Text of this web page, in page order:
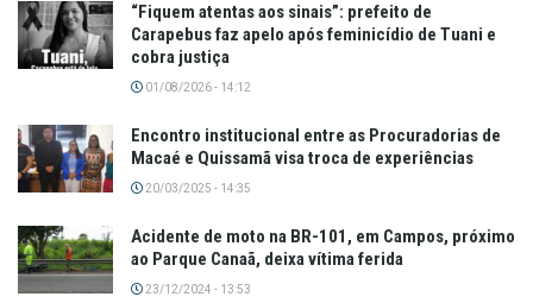
“Fiquem atentas aos sinais”: prefeito de
Carapebus faz apelo após feminicídio de Tuani e
cobra justiça
01/08/2026 - 14:12
Encontro institucional entre as Procuradorias de
Macaé e Quissamã visa troca de experiências
20/03/2025 - 14:35
Acidente de moto na BR-101, em Campos, próximo
ao Parque Canaã, deixa vítima ferida
23/12/2024 - 13:53